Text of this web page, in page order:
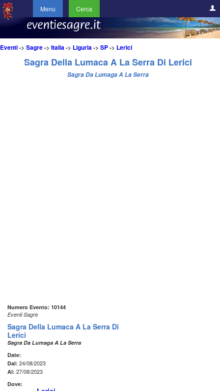
Menu Cerca
Eventi-> Sagre-> Italia-> Liguria-> SP-> Lerici
Sagra Della Lumaca A La Serra Di Lerici
Sagra Da Lumaga A La Serra
Numero Evento: 10144
Eventi Sagre
Sagra Della Lumaca A La Serra Di
Lerici
Sagra Da Lumaga A La Serra
Date:
Dal: 24/08/2023
Al: 27/08/2023
Dove: